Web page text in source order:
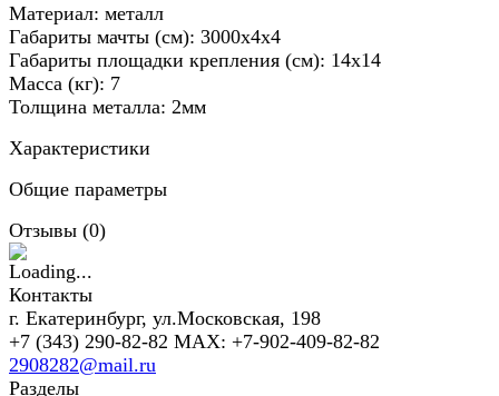
Материал: металл
Габариты мачты (см): 3000х4х4
Габариты площадки крепления (см): 14х14
Масса (кг): 7
Толщина металла: 2мм
Характеристики
Общие параметры
Отзывы (0)
Контакты
г. Екатеринбург, ул.Московская, 198
+7 (343) 290-82-82 MAX: +7-902-409-82-82
2908282@mail.ru
Разделы